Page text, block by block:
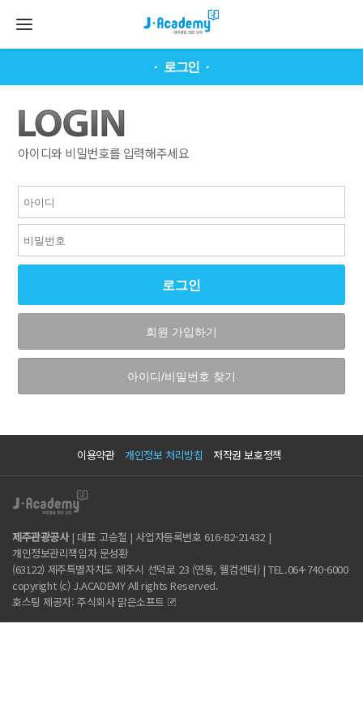
로그인
아이디와 비밀번호를 입력해주세요
이용약관 개인정보 처리방침 저작권 보호정책
제주관광공사| 대표 고승철 | 사업자등록번호 616-82-21432 |
개인정보관리책임자 문성환
(63122) 제주특별자치도 제주시 선덕로 23 (연동, 웰컴센터) | TEL.064-740-6000
copyright (c) J.ACADEMY All rights Reserved.
호스팅 제공자: 주식회사 맑은소프트